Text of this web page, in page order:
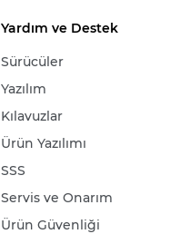
Yardım ve Destek
Sürücüler
Yazılım
Kılavuzlar
Ürün Yazılımı
SSS
Servis ve Onarım
Ürün Güvenliği